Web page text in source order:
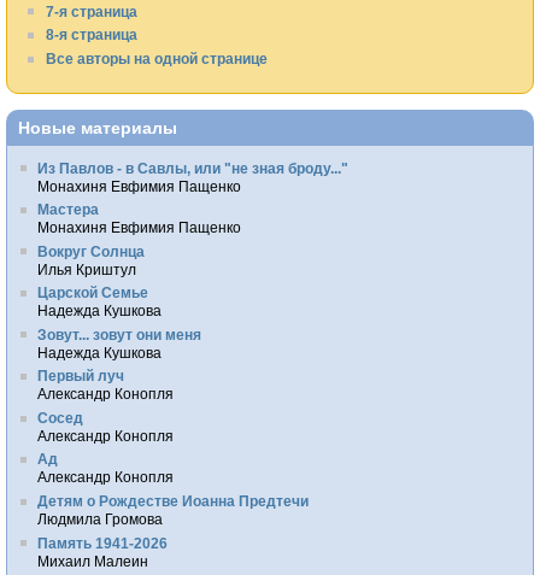
7-я страница
8-я страница
Все авторы на одной странице
Новые материалы
Из Павлов - в Савлы, или "не зная броду..."
Монахиня Евфимия Пащенко
Мастера
Монахиня Евфимия Пащенко
Вокруг Солнца
Илья Криштул
Царской Семье
Надежда Кушкова
Зовут... зовут они меня
Надежда Кушкова
Первый луч
Александр Конопля
Сосед
Александр Конопля
Ад
Александр Конопля
Детям о Рождестве Иоанна Предтечи
Людмила Громова
Память 1941-2026
Михаил Малеин